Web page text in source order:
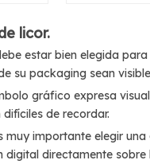
licor.
estar bien elegida
su packaging sean
gráfico expresa
de recordar.
muy importante elegir una
directamente